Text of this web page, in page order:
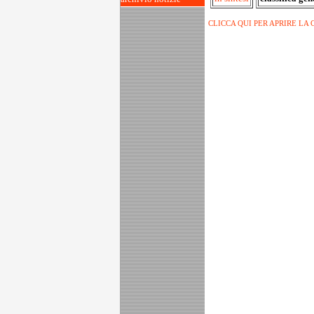
CLICCA QUI PER APRIRE LA